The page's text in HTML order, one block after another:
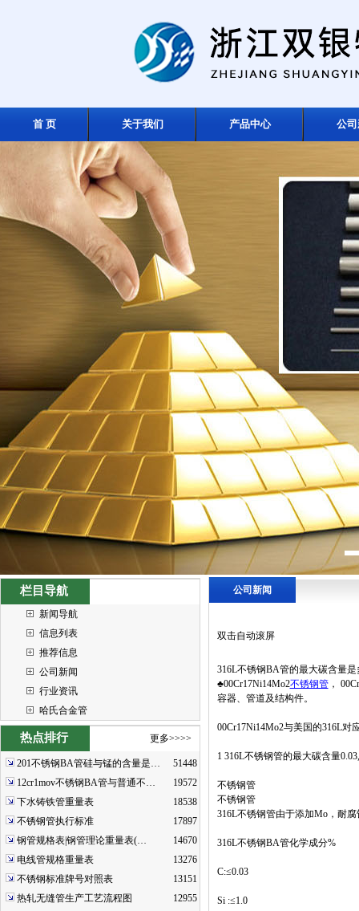
首 页 关于我们 产品中心 公
联系我们
栏目导航
新闻导航
信息列表
推荐信息
公司新闻
行业资讯
哈氏合金管
热点排行 更多>>>>
201不锈钢BA管硅与锰的含量是…
51448
12cr1mov不锈钢BA管与普通不…
19572
下水铸铁管重量表
18538
不锈钢管执行标准
17897
钢管规格表|钢管理论重量表(…
14670
电线管规格重量表
13276
不锈钢标准牌号对照表
13151
热轧无缝管生产工艺流程图
12955
公司新闻
双击自动滚屏
316L不锈钢BA管的最大碳含量是
♣00Cr17Ni14Mo2不锈钢管，
容器、管道及结构件。
00Cr17Ni14Mo2与美国的316L对
1 316L不锈钢管的最大碳含量
不锈钢管
不锈钢管
316L不锈钢管由于添加Mo，耐
316L不锈钢BA管化学成分%
C:≤0.03
Si :≤1.0